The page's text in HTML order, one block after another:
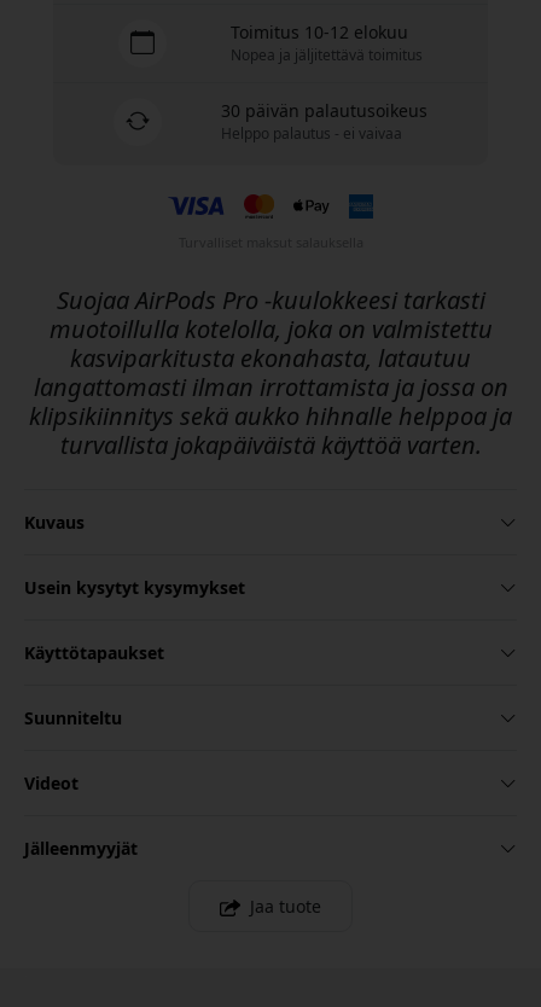
Toimitus 10-12 elokuu
Nopea ja jäljitettävä toimitus
30 päivän palautusoikeus
Helppo palautus - ei vaivaa
Suojaa AirPods Pro -kuulokkeesi tarkasti
muotoillulla kotelolla, joka on valmistettu
kasviparkitusta ekonahasta, latautuu
langattomasti ilman irrottamista ja jossa on
klipsikiinnitys sekä aukko hihnalle helppoa ja
turvallista jokapäiväistä käyttöä varten.
Kuvaus
Usein kysytyt kysymykset
Käyttötapaukset
Suunniteltu
Videot
Jälleenmyyjät
Jaa tuote